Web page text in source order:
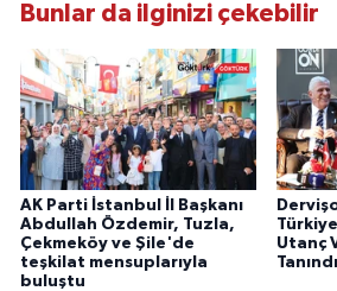
Bunlar da ilginizi çekebilir
AK Parti İstanbul İl Başkanı
Abdullah Özdemir, Tuzla,
Çekmeköy ve Şile'de
teşkilat mensuplarıyla
buluştu
Utanç